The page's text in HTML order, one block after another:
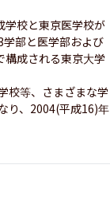
学校と東京医学校が
部と医学部および
成される東京大学
校等、さまざまな学
り、2004(平成16)年